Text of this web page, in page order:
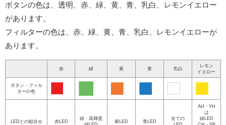
ボタンの色は、透明、赤、緑、黄、青、乳白、レモンイエロー
があります。
フィルターの色は、赤、緑、黄、青、乳白、レモンイエローが
あります。
赤 緑 黄 青 乳白
レモン
イエロー
ボタン・フィル
ターの色
LEDとの組合せ 赤LED
緑・高輝度
黄LED 青LED
全ての
AH・YH
は
緑LED